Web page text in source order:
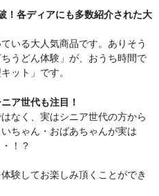
！各ディアにも多数紹介された大
いる大人気商品です。ありそう
うどん体験」が、おうち時間で
ット」です。
ア世代も注目！
なく、実はシニア世代の方から
ちゃん・おばあちゃんが実は
！？
験してお楽しみ頂くことができ